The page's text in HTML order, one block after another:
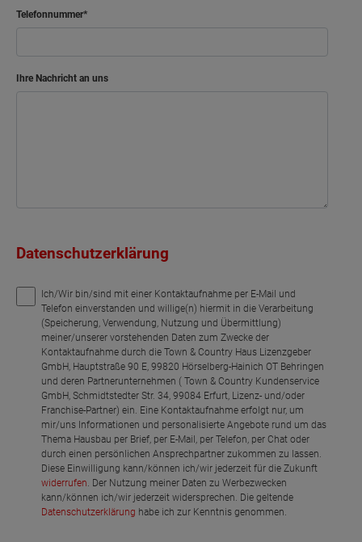
Telefonnummer
Ihre Nachricht an uns
Datenschutzerklärung
Ich/Wir bin/sind mit einer Kontaktaufnahme per E-Mail und
Telefon einverstanden und willige(n) hiermit in die Verarbeitung
(Speicherung, Verwendung, Nutzung und Übermittlung)
meiner/unserer vorstehenden Daten zum Zwecke der
Kontaktaufnahme durch die Town & Country Haus Lizenzgeber
GmbH, Hauptstraße 90 E, 99820 Hörselberg-Hainich OT Behringen
und deren Partnerunternehmen ( Town & Country Kundenservice
GmbH, Schmidtstedter Str. 34, 99084 Erfurt, Lizenz- und/oder
Franchise-Partner) ein. Eine Kontaktaufnahme erfolgt nur, um
mir/uns Informationen und personalisierte Angebote rund um das
Thema Hausbau per Brief, per E-Mail, per Telefon, per Chat oder
durch einen persönlichen Ansprechpartner zukommen zu lassen.
Diese Einwilligung kann/können ich/wir jederzeit für die Zukunft
widerrufen. Der Nutzung meiner Daten zu Werbezwecken
kann/können ich/wir jederzeit widersprechen. Die geltende
Datenschutzerklärung habe ich zur Kenntnis genommen.